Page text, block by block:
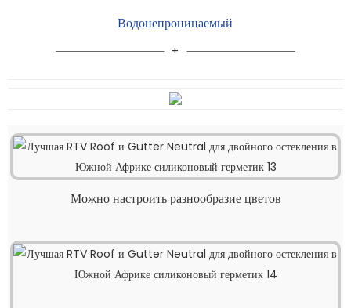
Водонепроницаемый
Можно настроить разнообразие цветов